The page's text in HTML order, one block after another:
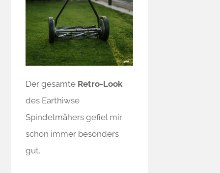
Der gesamte Retro-Look
des Earthiwse
Spindelmähers gefiel mir
schon immer besonders
gut.